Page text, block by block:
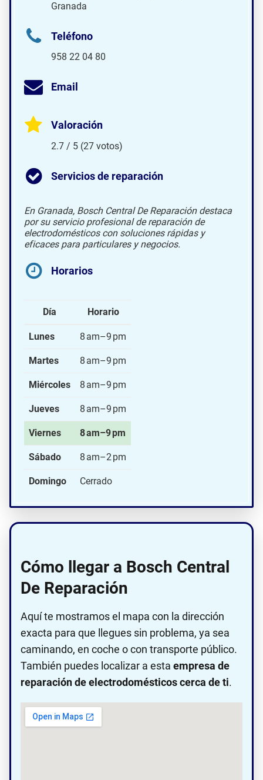
Granada
Teléfono
958 22 04 80
Email
Valoración
2.7 / 5 (27 votos)
Servicios de reparación
En Granada, Bosch Central De Reparación destaca
por su servicio profesional de reparación de
electrodomésticos con soluciones rápidas y
eficaces para particulares y negocios.
Horarios
Día Horario
Lunes 8 am–9 pm
Martes 8 am–9 pm
Miércoles 8 am–9 pm
Jueves 8 am–9 pm
Viernes 8 am–9 pm
Sábado 8 am–2 pm
Domingo Cerrado
Cómo llegar a Bosch Central
De Reparación
Aquí te mostramos el mapa con la dirección
exacta para que llegues sin problema, ya sea
caminando, en coche o con transporte público.
También puedes localizar a esta empresa de
reparación de electrodomésticos cerca de ti.